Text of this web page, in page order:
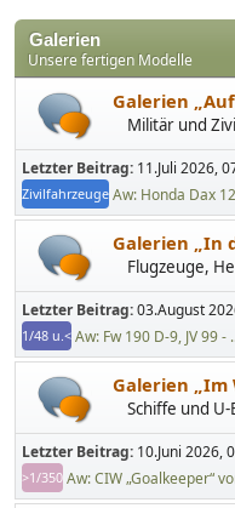
Galerien
Unsere fertigen Modelle
Galerien
Militär und
Letzter Beitrag: 11.Juli 2026,
Zivilfahrzeuge Aw: Honda Dax
Galerien „In
Flugzeuge,
Letzter Beitrag:03.August
1/48 u.< Aw: Fw 190 D-9, JV 99 -
Galerien „Im
Schiffe und
Letzter Beitrag: 10.Juni 2026,
>1/350 Aw: CIW „Goalkeeper“